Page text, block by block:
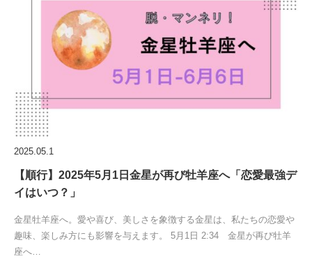
2025.05.1
【順行】2025年5月1日金星が再び牡羊座へ「恋愛最強デ
イはいつ？」
金星牡羊座へ。愛や喜び、美しさを象徴する金星は、私たちの恋愛や
趣味、楽しみ方にも影響を与えます。 5月1日 2:34 金星が再び牡羊
座へ…